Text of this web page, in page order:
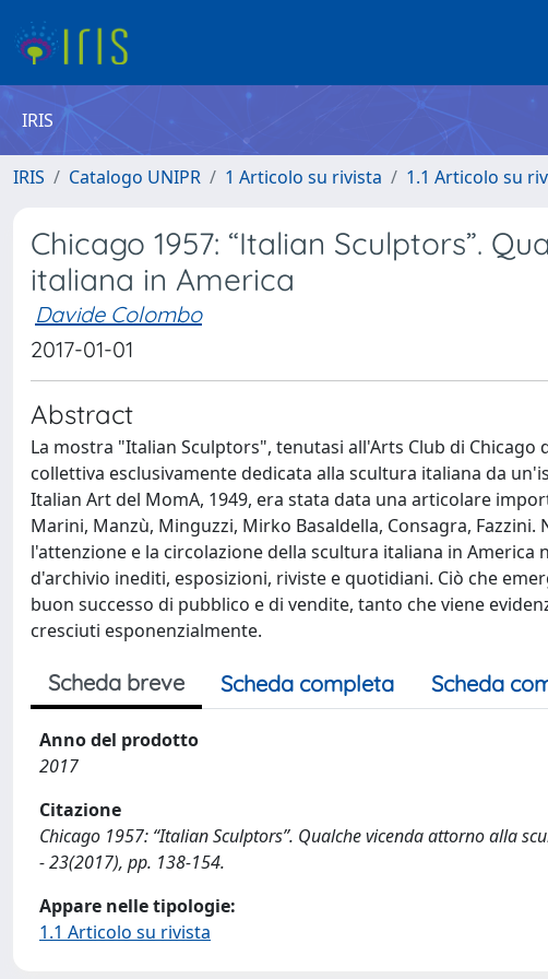
IRIS
IRIS Catalogo UNIPR 1 Articolo su rivista 1.1 Articolo su
Chicago 1957: “Italian Sculptors”.
italiana in America
Davide Colombo
2017-01-01
Abstract
La mostra "Italian Sculptors", tenutasi all'Arts Club di
collettiva esclusivamente dedicata alla scultura italiana da
Italian Art del MomA, 1949, era stata data una articolare
Marini, Manzù, Minguzzi, Mirko Basaldella, Consagra,
l'attenzione e la circolazione della scultura italiana in
d'archivio inediti, esposizioni, riviste e quotidiani. Ciò che
buon successo di pubblico e di vendite, tanto che viene
cresciuti esponenzialmente.
Scheda breve Scheda completa Scheda
Anno del prodotto
2017
Citazione
Chicago 1957: “Italian Sculptors”. Qualche vicenda attorno alla
- 23(2017), pp. 138-154.
Appare nelle tipologie:
1.1 Articolo su rivista